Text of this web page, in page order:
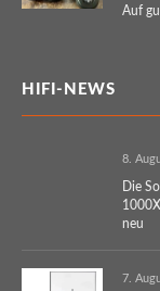
Auf
HIFI-NEWS
8.
Die
neu
7.